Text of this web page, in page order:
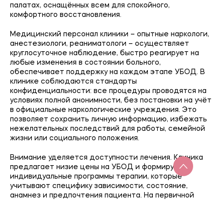
палатах, оснащённых всем для спокойного,
комфортного восстановления.
Медицинский персонал клиники – опытные наркологи,
анестезиологи, реаниматологи – осуществляет
круглосуточное наблюдение, быстро реагирует на
любые изменения в состоянии больного,
обеспечивает поддержку на каждом этапе УБОД. В
клинике соблюдаются стандарты
конфиденциальности: все процедуры проводятся на
условиях полной анонимности, без постановки на учёт
в официальные наркологические учреждения. Это
позволяет сохранить личную информацию, избежать
нежелательных последствий для работы, семейной
жизни или социального положения.
Внимание уделяется доступности лечения. Клиника
предлагает низие цены на УБОД и формирует
индивидуальные программы терапии, которые
учитывают специфику зависимости, состояние,
анамнез и предпочтения пациента. На первичной